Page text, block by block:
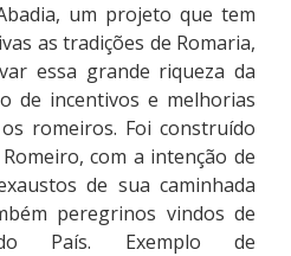
um projeto que tem
as tradições de Romaria,
essa grande riqueza da
de incentivos e melhorias
romeiros. Foi construído
com a intenção de
de sua caminhada
peregrinos vindos de
País. Exemplo de